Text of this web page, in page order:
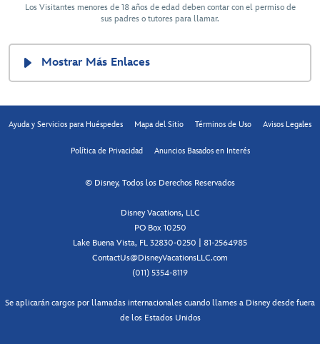
Los Visitantes menores de 18 años de edad deben contar con el permiso de
sus padres o tutores para llamar.
Mostrar Más Enlaces
Ayuda y Servicios para Huéspedes Mapa del Sitio Términos de Uso Avisos Legales
Política de Privacidad Anuncios Basados en Interés
© Disney, Todos los Derechos Reservados
Disney Vacations, LLC
PO Box 10250
Lake Buena Vista, FL 32830-0250 | 81-2564985
ContactUs@DisneyVacationsLLC.com
(011) 5354-8119
Se aplicarán cargos por llamadas internacionales cuando llames a Disney desde fuera
de los Estados Unidos